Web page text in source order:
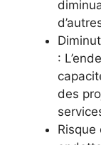
:
des